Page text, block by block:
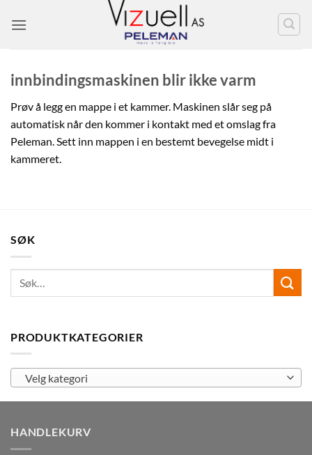
innbindingsmaskinen blir ikke varm
Prøv å legg en mappe i et kammer. Maskinen slår seg på
automatisk når den kommer i kontakt med et omslag fra
Peleman. Sett inn mappen i en bestemt bevegelse midt i
kammeret.
SØK
PRODUKTKATEGORIER
Velg kategori
HANDLEKURV